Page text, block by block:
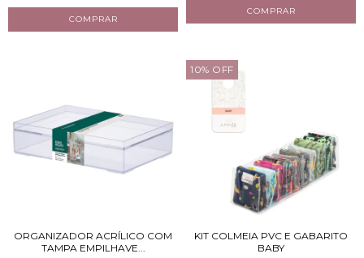
ORGANIZADOR ACRÍLICO COM
TAMPA EMPILHAVE...
10% OFF
KIT COLMEIA PVC E GABARITO
BABY